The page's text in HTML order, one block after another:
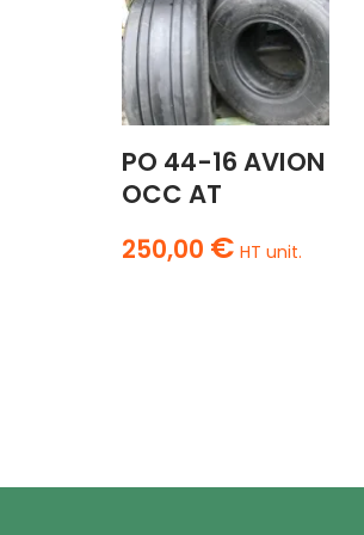
PO 44-16 AVION
OCC AT
250,00 € HT unit.